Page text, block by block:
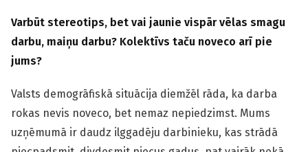
Varbūt stereotips, bet vai jaunie vispār vēlas smagu
darbu, maiņu darbu? Kolektīvs taču noveco arī pie
jums?
Valsts demogrāfiskā situācija diemžēl rāda, ka darba
rokas nevis noveco, bet nemaz nepiedzimst. Mums
uzņēmumā ir daudz ilggadēju darbinieku, kas strādā